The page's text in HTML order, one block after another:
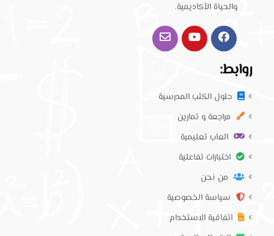
والحياة الأكاديمية.
روابط:
حلول الكتب المدرسية
مراجعة و تمارين
العاب تعليمية
اختبارات تفاعلية
من نحن
سياسة الخصوصية
اتفاقية الاستخدام